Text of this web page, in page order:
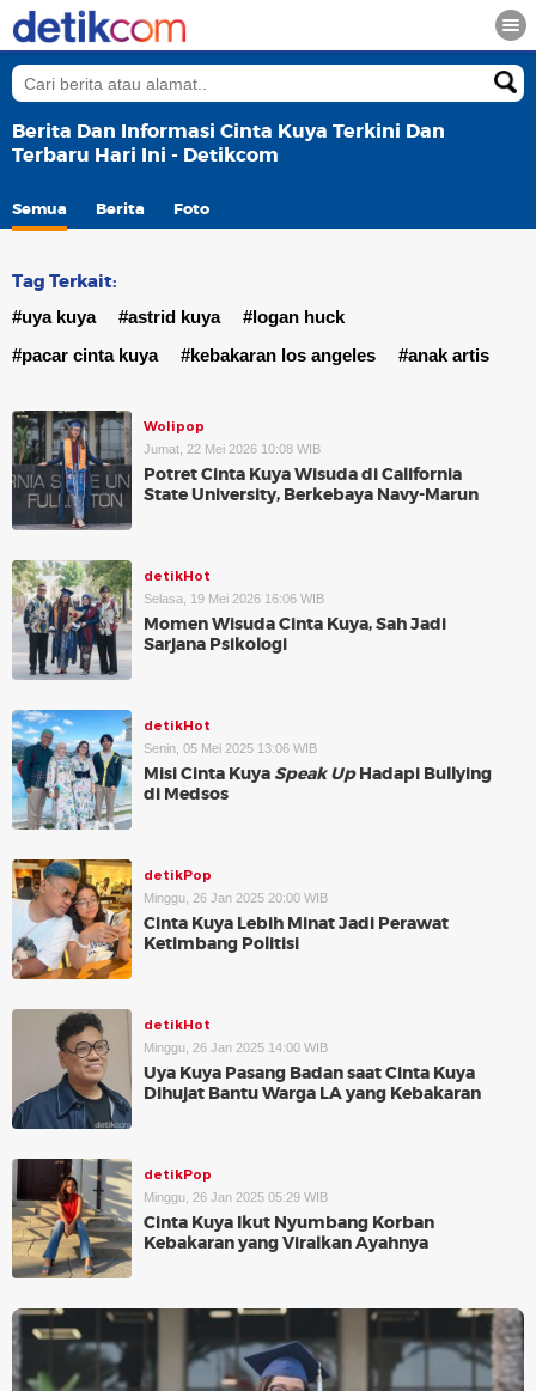
Berita Dan Informasi Cinta Kuya Terkini Dan
Terbaru Hari Ini - Detikcom
Semua Berita Foto
Tag Terkait:
#uya kuya #astrid kuya
#logan huck
#pacar cinta kuya
#kebakaran los angeles #anak artis
Wolipop
Jumat, 22 Mei 2026 10:08 WIB
Potret Cinta Kuya Wisuda di California
State University, Berkebaya Navy-Marun
detikHot
Selasa, 19 Mei 2026 16:06 WIB
Momen Wisuda Cinta Kuya, Sah Jadi
Sarjana Psikologi
detikHot
Senin, 05 Mei 2025 13:06 WIB
Misi Cinta KuyaSpeak UpHadapi Bullying
di Medsos
detikPop
Minggu, 26 Jan 2025 20:00 WIB
Cinta Kuya Lebih Minat Jadi Perawat
Ketimbang Politisi
detikHot
Minggu, 26 Jan 2025 14:00 WIB
Uya Kuya Pasang Badan saat Cinta Kuya
Dihujat Bantu Warga LA yang Kebakaran
detikPop
Minggu, 26 Jan 2025 05:29 WIB
Cinta Kuya Ikut Nyumbang Korban
Kebakaran yang Viralkan Ayahnya